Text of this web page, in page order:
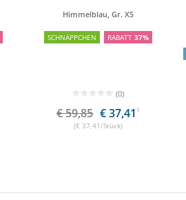
Himmelblau, Gr. XS
SCHNÄPPCHEN RABATT37%
(0)
€ 59,85 € 37,41 1
(€ 37,41/Stück)